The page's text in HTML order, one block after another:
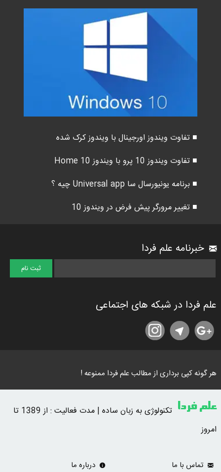
■ تفاوت ویندوز اورجینال با ویندوز کرک شده
■ تفاوت ویندوز 10 پرو با ویندوز 10 Home
■ برنامه یونیورسال سا Universal app چیه ؟
■ تغییر مرورگر پیش فرض در ویندوز 10
خبرنامه علم فردا
علم فردا در شبکه های اجتماعی
هر گونه کپی برداری از مطالب علم فردا ممنوعه !
علم فردا
تکنولوژی به زبان ساده | مدت فعالیت : از 1389 تا
امروز
تماس با ما درباره ما